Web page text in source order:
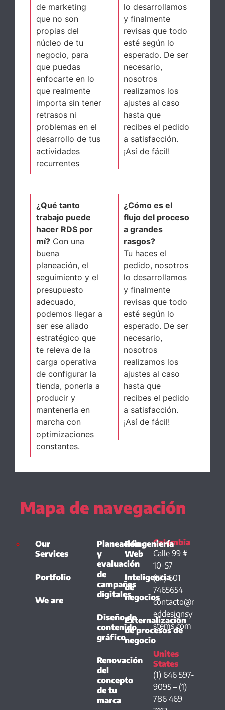
de marketing
que no son
propias del
núcleo de tu
negocio, para
que puedas
enfocarte en lo
que realmente
importa sin tener
retrasos ni
problemas en el
desarrollo de tus
actividades
recurrentes
lo desarrollamos
y finalmente
revisas que todo
esté según lo
esperado. De ser
necesario,
nosotros
realizamos los
ajustes al caso
hasta que
recibes el pedido
a satisfacción.
¡Así de fácil!
¿Qué tanto
trabajo puede
hacer RDS por
mí? Con una
buena
planeación, el
seguimiento y el
presupuesto
adecuado,
podemos llegar a
ser ese aliado
estratégico que
te releva de la
carga operativa
de configurar la
tienda, ponerla a
producir y
mantenerla en
marcha con
optimizaciones
constantes.
¿Cómo es el
flujo del proceso
a grandes
rasgos?
Tu haces el
pedido, nosotros
lo desarrollamos
y finalmente
revisas que todo
esté según lo
esperado. De ser
necesario,
nosotros
realizamos los
ajustes al caso
hasta que
recibes el pedido
a satisfacción.
¡Así de fácil!
Mapa de navegación
Our
Services
Portfolio
We are
Planeación
y
evaluación
de
campañas
digitales
Diseño de
contenido
gráfico
Renovación
del
concepto
de tu
marca
Reingeniería
Web
Inteligencia
de
negocios
Externalización
de procesos de
negocio
Colombia
Calle 99 #
10-57
(57) 601
7465654
contacto@r
eddesignsy
stems.com
Unites
States
(1) 646 597-
9095 – (1)
786 469